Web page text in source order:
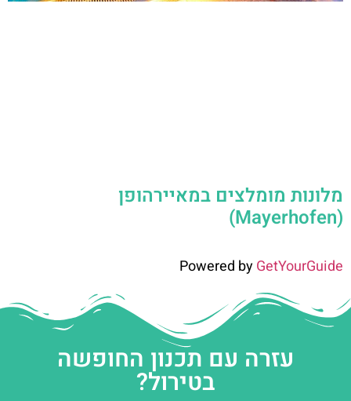
מלונות מומלצים במאיירהופן
(Mayerhofen)
Powered byGetYourGuide
עזרה עם תכנון החופשה
בטירול?